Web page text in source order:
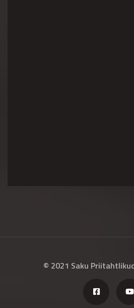
© 2021 Saku